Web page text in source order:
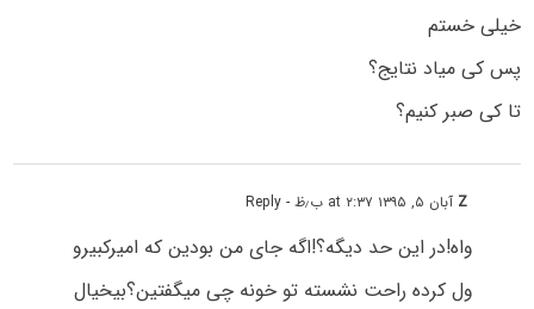
خیلی خستم
پس کی میاد نتایج؟
تا کی صبر کنیم؟
Z آبان ۵, ۱۳۹۵ at ۲:۳۷ ب٫ظ - Reply
واه!در این حد دیگه؟!اگه جای من بودین که امیرکبیرو
ول کرده راحت نشسته تو خونه چی میگفتین؟بیخیال